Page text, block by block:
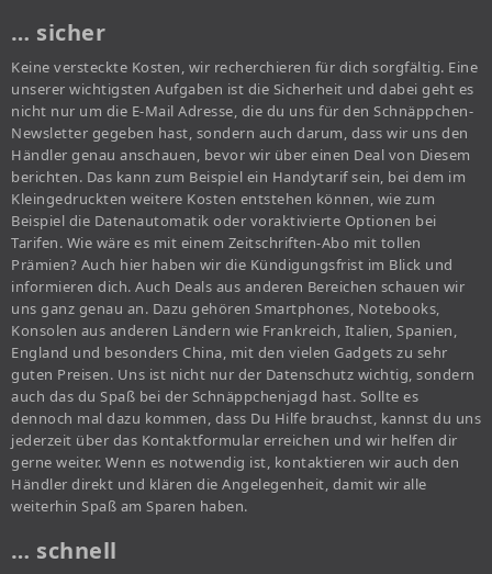
… sicher
Keine versteckte Kosten, wir recherchieren für dich sorgfältig. Eine
unserer wichtigsten Aufgaben ist die Sicherheit und dabei geht es
nicht nur um die E-Mail Adresse, die du uns für den Schnäppchen-
Newsletter gegeben hast, sondern auch darum, dass wir uns den
Händler genau anschauen, bevor wir über einen Deal von Diesem
berichten. Das kann zum Beispiel ein Handytarif sein, bei dem im
Kleingedruckten weitere Kosten entstehen können, wie zum
Beispiel die Datenautomatik oder voraktivierte Optionen bei
Tarifen. Wie wäre es mit einem Zeitschriften-Abo mit tollen
Prämien? Auch hier haben wir die Kündigungsfrist im Blick und
informieren dich. Auch Deals aus anderen Bereichen schauen wir
uns ganz genau an. Dazu gehören Smartphones, Notebooks,
Konsolen aus anderen Ländern wie Frankreich, Italien, Spanien,
England und besonders China, mit den vielen Gadgets zu sehr
guten Preisen. Uns ist nicht nur der Datenschutz wichtig, sondern
auch das du Spaß bei der Schnäppchenjagd hast. Sollte es
dennoch mal dazu kommen, dass Du Hilfe brauchst, kannst du uns
jederzeit über das Kontaktformular erreichen und wir helfen dir
gerne weiter. Wenn es notwendig ist, kontaktieren wir auch den
Händler direkt und klären die Angelegenheit, damit wir alle
weiterhin Spaß am Sparen haben.
… schnell